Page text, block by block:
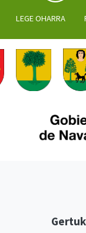
LEGE OHARRA